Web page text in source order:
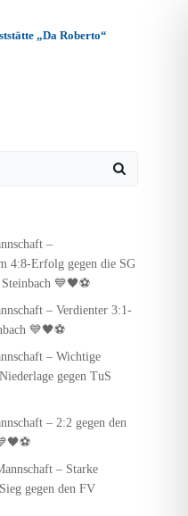
„Da Roberto“
–
4:8-Erfolg gegen die SG
💙🖤⚽
– Verdienter 3:1-
💙🖤⚽
– Wichtige
gegen TuS
– 2:2 gegen den
– Starke
gegen den FV